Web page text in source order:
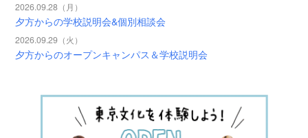
2026.09.28（月）
夕方からの学校説明会&個別相談会
2026.09.29（火）
夕方からのオープンキャンパス＆学校説明会